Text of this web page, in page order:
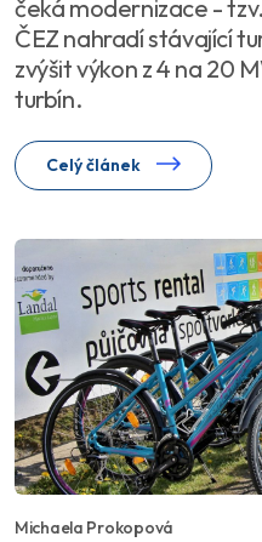
čeká modernizace -
ČEZ nahradí stávající
zvýšit výkon z 4 na 20
turbín.
Celý článek
Michaela Prokopová